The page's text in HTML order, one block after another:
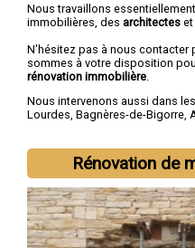
Nous travaillons
immobilières, des architectes et
N'hésitez pas à nous
sommes à votre disposition
rénovation immobilière
Nous intervenons aussi dans
Lourdes, Bagnères-de-Bigorre,
Rénovation de